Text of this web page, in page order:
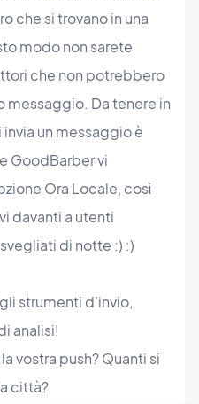
che si trovano in una
modo non sarete
che non potrebbero
messaggio. Da tenere in
un messaggio è
GoodBarber vi
Ora Locale, così
davanti a utenti
di notte :) :)
strumenti d'invio,
analisi!
vostra push? Quanti si
città?